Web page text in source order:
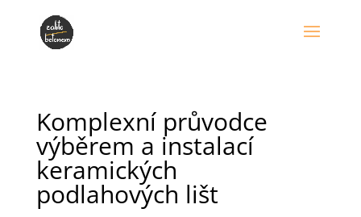
Komplexní průvodce
výběrem a instalací
keramických
podlahových lišt